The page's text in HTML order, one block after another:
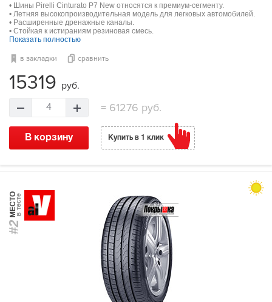
• Шины Pirelli Cinturato P7 New относятся к премиум-сегменту.
• Летняя высокопроизводительная модель для легковых автомобилей.
• Расширенные дренажные каналы.
• Стойкая к истираниям резиновая смесь.
Показать полностью
в закладки сравнить
15319 руб.
4 =61276 руб.
В корзину Купить в 1 клик
#2
МЕСТОв тесте